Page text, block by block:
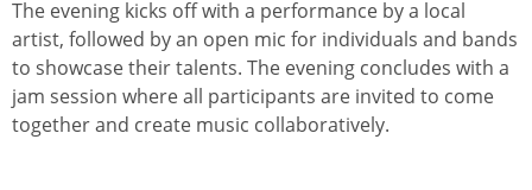
The evening kicks off with a performance by a local
artist, followed by an open mic for individuals and bands
to showcase their talents. The evening concludes with a
jam session where all participants are invited to come
together and create music collaboratively.